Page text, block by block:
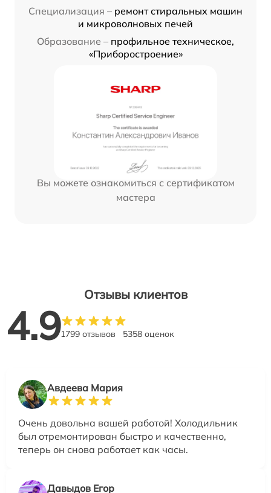
Специализация – ремонт стиральных машин
и микроволновых печей
Образование – профильное техническое,
«Приборостроение»
Вы можете ознакомиться с сертификатом
мастера
Отзывы клиентов
4.91799 отзывов 5358 оценок
Авдеева Мария
Очень довольна вашей работой! Холодильник
был отремонтирован быстро и качественно,
теперь он снова работает как часы.
Давыдов Егор